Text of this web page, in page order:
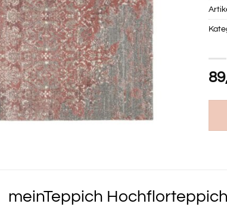
meinTeppich